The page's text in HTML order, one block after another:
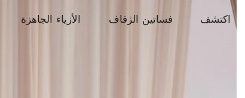
الأزياء الجاهزة فساتين الزفاف اكتشف